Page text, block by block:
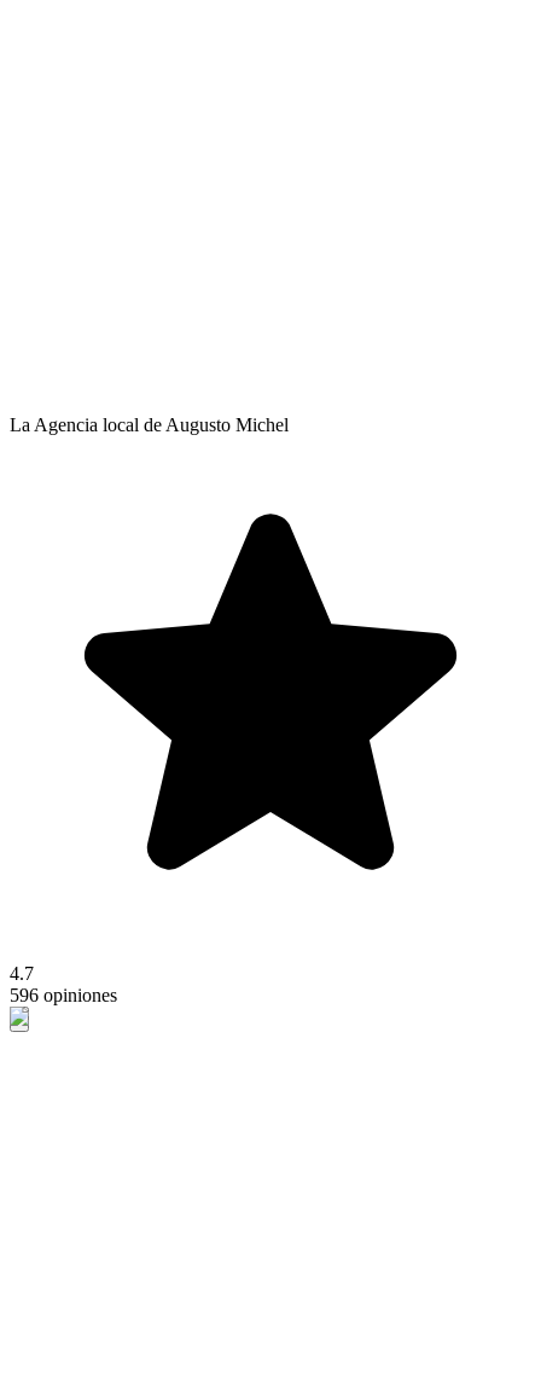
La Agencia local de Augusto Michel
4.7
596 opiniones